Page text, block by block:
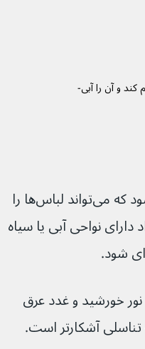
کند و آن را آبی-
آلکاپتونوری می‌تواند منجر به تغییر رنگ عرق شود که می‌تواند لباس‌ها را
دارای نواحی آبی یا سیاه
خورشید و غدد عرق